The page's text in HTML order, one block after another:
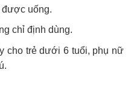
được uống.
chỉ định dùng.
cho trẻ dưới 6 tuổi, phụ nữ